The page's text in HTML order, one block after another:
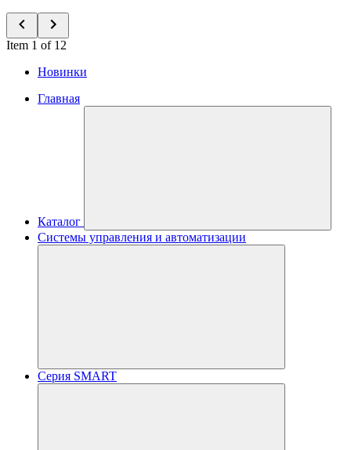
Item 1 of 12
Новинки
Главная
Каталог
Системы управления и автоматизации
Серия SMART